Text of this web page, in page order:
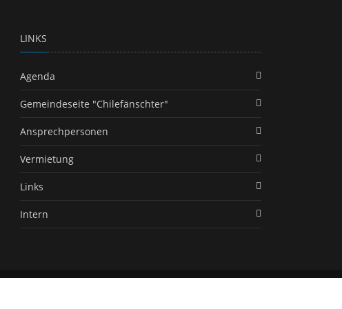
LINKS
Agenda
Gemeindeseite "Chilefänschter"
Ansprechpersonen
Vermietung
Links
Intern